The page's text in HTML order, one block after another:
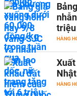
HÀNG
HÀNG